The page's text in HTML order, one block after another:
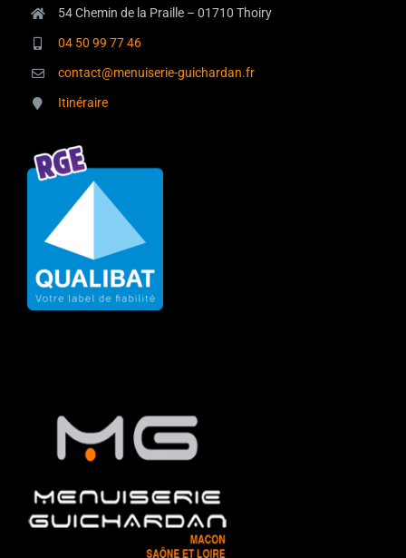
54 Chemin de la Praille – 01710 Thoiry
04 50 99 77 46
contact@menuiserie-guichardan.fr
Itinéraire